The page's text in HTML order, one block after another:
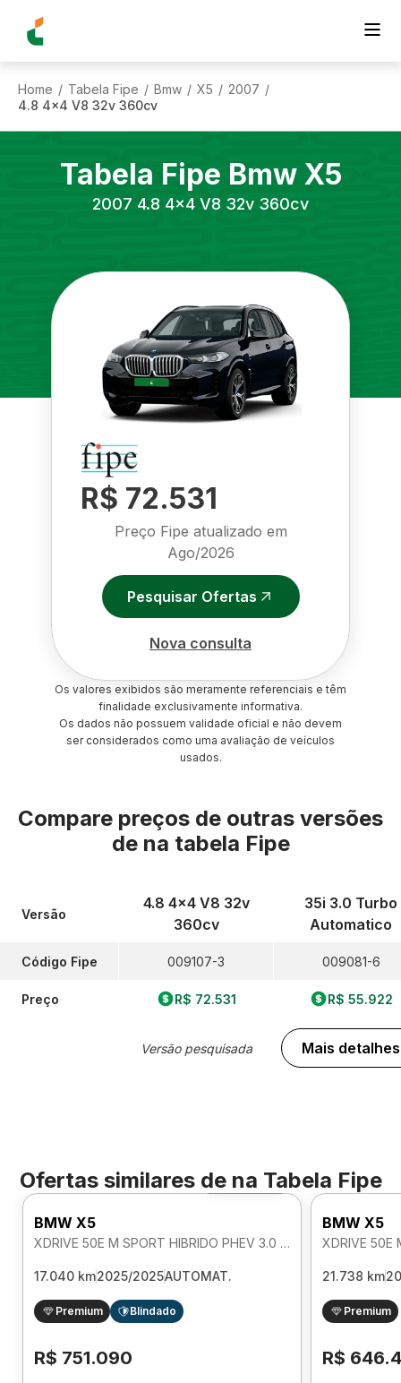
Home / Tabela Fipe / Bmw / X5 / 2007 /
4.8 4x4 V8 32v 360cv
Tabela Fipe Bmw X5
2007 4.8 4x4 V8 32v 360cv
R$ 72.531
Preço Fipe atualizado em
Ago/2026
Pesquisar Ofertas
Nova consulta
Os valores exibidos são meramente referenciais e têm
finalidade exclusivamente informativa.
Os dados não possuem validade oficial e não devem
ser considerados como uma avaliação de veículos
usados.
Compare preços de outras versões
de na tabela Fipe
Versão
Código Fipe
Preço
4.8 4x4 V8 32v
360cv
009107-3
R$ 72.531
Versão pesquisada
35i 3.0 Turbo
Automatico
009081-6
R$ 55.922
Mais detalhes
Ofertas similares de na Tabela Fipe
Foto 360º
BMW X5
XDRIVE 50E M SPORT HIBRIDO PHEV 3.0 AUTOMATICO
17.040 km2025/2025AUTOMAT.
Premium Blindado
R$ 751.090
BMW X5
21.738 km
Premium
R$